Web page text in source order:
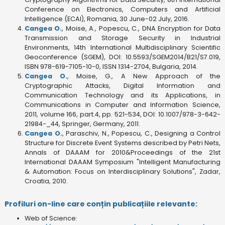
Conference on Electronics, Computers and Artificial
Intelligence (ECAI), Romania, 30 June-02 July, 2016.
Cangea O., Moise, A., Popescu, C., DNA Encryption for Data
Transmission and Storage Security in Industrial
Environments, 14th International Multidisciplinary Scientific
Geoconference (SGEM), DOI: 10.5593/SGEM2014/B21/S7.019,
ISBN 978-619-7105-10-0, ISSN 1314-2704, Bulgaria, 2014.
Cangea O., Moise, G., A New Approach of the
Cryptographic Attacks, Digital Information and
Communication Technology and its Applications, in
Communications in Computer and Information Science,
2011, volume 166, part.4, pp. 521-534, DOI: 10.1007/978-3-642-
21984-_44, Springer, Germany, 2011.
Cangea O., Paraschiv, N., Popescu, C., Designing a Control
Structure for Discrete Event Systems described by Petri Nets,
Annals of DAAAM for 2010&Proceedings of the 21st
International DAAAM Symposium "Intelligent Manufacturing
& Automation: Focus on Interdisciplinary Solutions", Zadar,
Croatia, 2010.
Profiluri on-line care conțin publicațiile relevante:
Web of Science: